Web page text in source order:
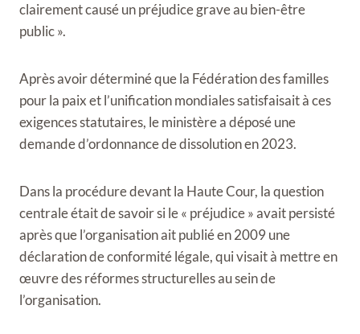
clairement causé un préjudice grave au bien-être
public ».
Après avoir déterminé que la Fédération des familles
pour la paix et l’unification mondiales satisfaisait à ces
exigences statutaires, le ministère a déposé une
demande d’ordonnance de dissolution en 2023.
Dans la procédure devant la Haute Cour, la question
centrale était de savoir si le « préjudice » avait persisté
après que l’organisation ait publié en 2009 une
déclaration de conformité légale, qui visait à mettre en
œuvre des réformes structurelles au sein de
l’organisation.